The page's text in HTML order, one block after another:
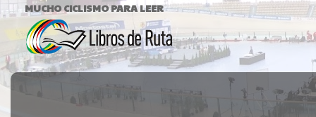
MUCHO CICLISMO PARA LEER